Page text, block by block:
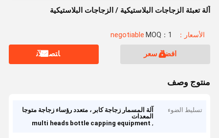
آلة تعبئة الزجاجات البلاستيكية / الزجاجات البلاستيكية
الأسعار：negotiable MOQ：1
افضل سعر ﺎﺘﺼﻟ ﺍﻶﻧ
منتوج وصف
تسليط الضوء
آلة المسمار زجاجة كابر ، متعدد رؤساء زجاجة متوجا
المعدات
,
multi heads bottle capping equipment